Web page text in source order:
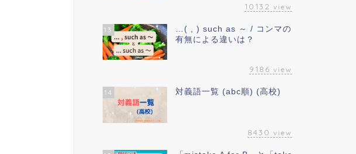
10132 view
13
…( , ) such as ～ / コンマの
有無による違いは？
9186 view
14 対義語一覧 (abc順) (高校)
8430 view